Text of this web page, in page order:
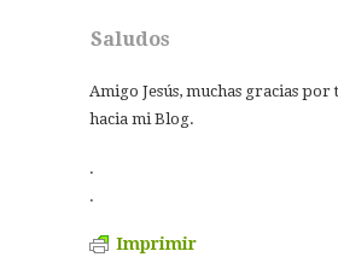
Saludos
Amigo Jesús, muchas gracias por
hacia mi Blog.
.
.
Imprimir